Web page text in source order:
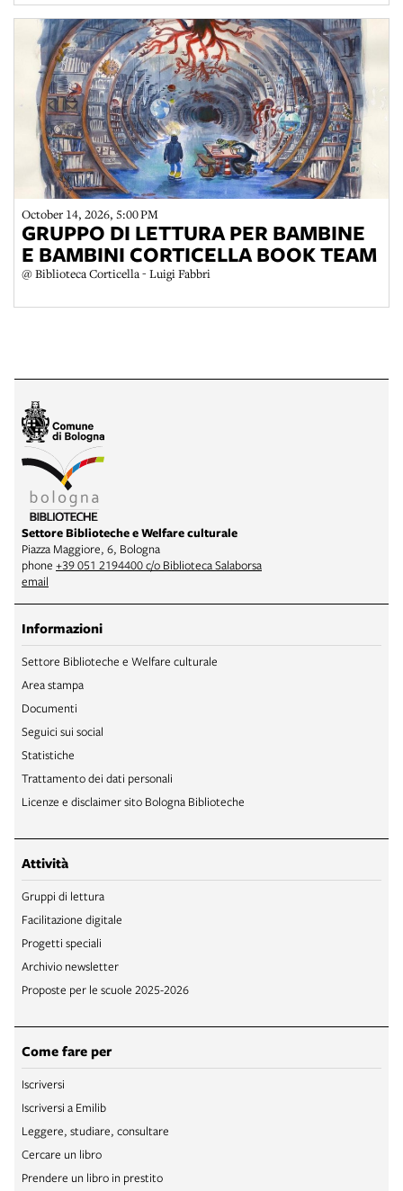
October 14, 2026, 5:00 PM
GRUPPO DI LETTURA PER BAMBINE
E BAMBINI CORTICELLA BOOK TEAM
@ Biblioteca Corticella - Luigi Fabbri
Settore Biblioteche e Welfare culturale
Piazza Maggiore, 6, Bologna
phone +39 051 2194400 c/o Biblioteca Salaborsa
email
Informazioni
Settore Biblioteche e Welfare culturale
Area stampa
Documenti
Seguici sui social
Statistiche
Trattamento dei dati personali
Licenze e disclaimer sito Bologna Biblioteche
Attività
Gruppi di lettura
Facilitazione digitale
Progetti speciali
Archivio newsletter
Proposte per le scuole 2025-2026
Come fare per
Iscriversi
Iscriversi a Emilib
Leggere, studiare, consultare
Cercare un libro
Prendere un libro in prestito